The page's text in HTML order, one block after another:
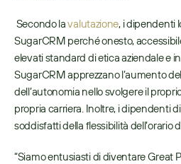
Secondo la valutazione, i dipendenti
SugarCRM perché onesto,
elevati standard di etica aziendale e
SugarCRM apprezzano l’aumento
dell’autonomia nello svolgere il
propria carriera. Inoltre, i dipendenti
soddisfatti della flessibilità dell’orario
“Siamo entusiasti di diventare Great